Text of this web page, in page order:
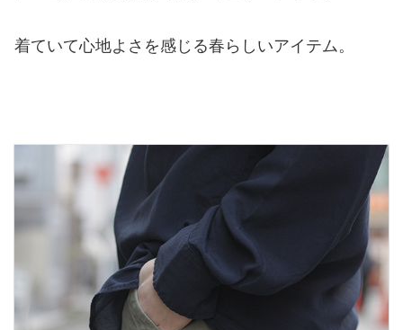
着ていて心地よさを感じる春らしいアイテム。